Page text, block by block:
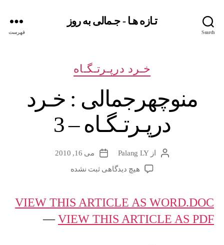
Search
تـازه هـا - جـمالی به روز
فهرست
دسته‌ها
خـرد درپـرتـگـاه
منوچهرجمالی : خـرد
درپـرتـگـاه – 3
نویسندهٔ
نوشته
ازPalang LY
تاریخمی 16, 2010
هیچ دیدگاهیبرای
خـرد
–
ثبت نشده
VIEW THIS ARTICLE AS WORD.DOC
—VIEW THIS ARTICLE AS PDF